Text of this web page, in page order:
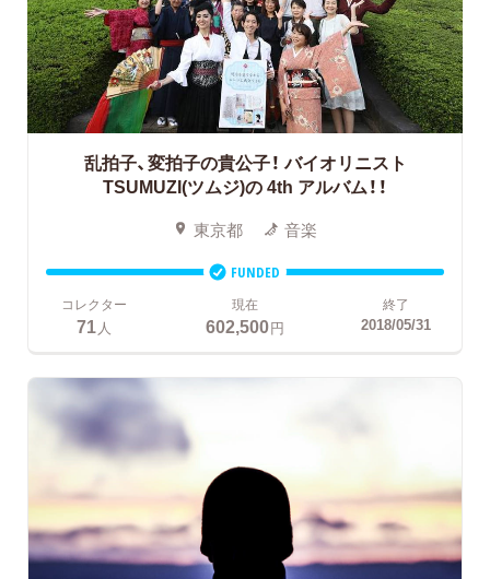
乱拍子、変拍子の貴公子！ バイオリニスト
TSUMUZI(ツムジ)の 4th アルバム！！
東京都 音楽
FUNDED
コレクター
71人
現在
602,500円
終了
2018/05/31